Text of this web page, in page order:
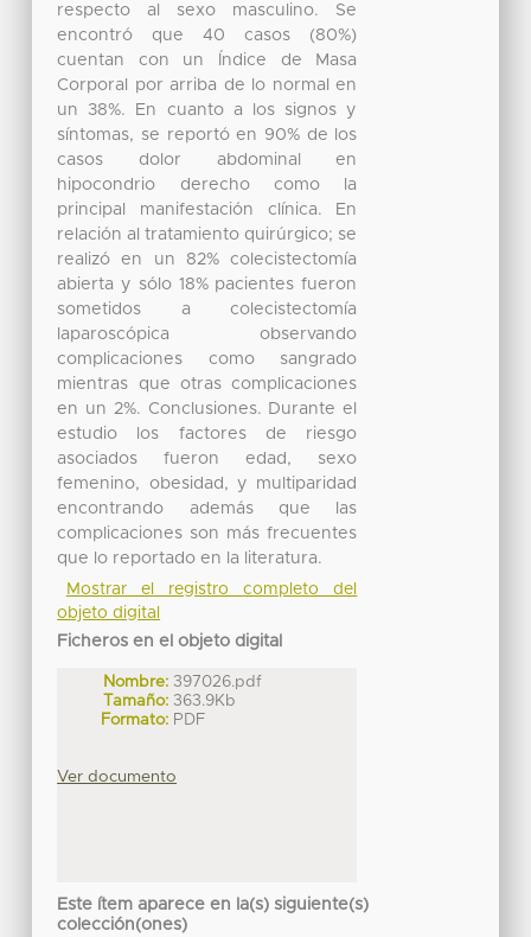
respecto al sexo masculino. Se
encontró que 40 casos (80%)
cuentan con un Índice de Masa
Corporal por arriba de lo normal en
un 38%. En cuanto a los signos y
síntomas, se reportó en 90% de los
casos dolor abdominal en
hipocondrio derecho como la
principal manifestación clínica. En
relación al tratamiento quirúrgico; se
realizó en un 82% colecistectomía
abierta y sólo 18% pacientes fueron
sometidos a colecistectomía
laparoscópica observando
complicaciones como sangrado
mientras que otras complicaciones
en un 2%. Conclusiones. Durante el
estudio los factores de riesgo
asociados fueron edad, sexo
femenino, obesidad, y multiparidad
encontrando además que las
complicaciones son más frecuentes
que lo reportado en la literatura.
Mostrar el registro completo del
objeto digital
Ficheros en el objeto digital
Nombre: 397026.pdf
Tamaño: 363.9Kb
Formato: PDF
Ver documento
Este ítem aparece en la(s) siguiente(s)
colección(ones)